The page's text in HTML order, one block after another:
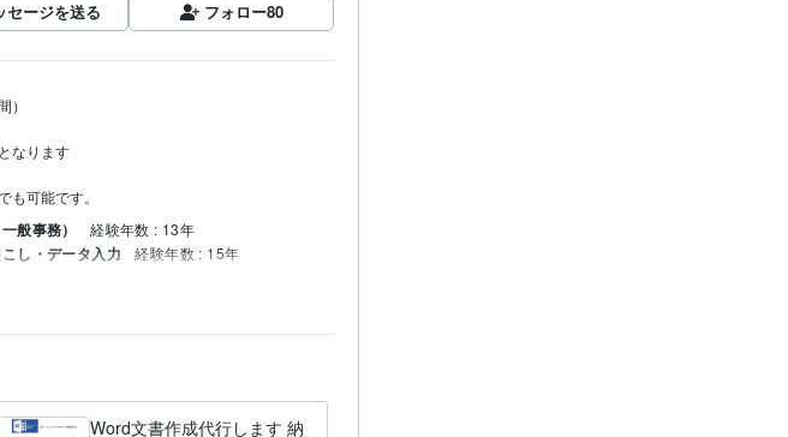
セージを送る フォロー80
）
なります
可能です。
般事務） 経験年数 : 13年
し・データ入力 経験年数 : 15年
・資格アドバイザー
リスト（MOS）
Word文書作成代行します 納